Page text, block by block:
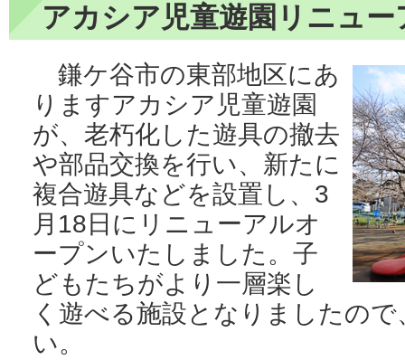
アカシア児童遊園リニュ
鎌ケ谷市の東部地区にあ
りますアカシア児童遊園
が、老朽化した遊具の撤去
や部品交換を行い、新たに
複合遊具などを設置し、3
月18日にリニューアルオ
ープンいたしました。子
どもたちがより一層楽し
く遊べる施設となりましたの
い。